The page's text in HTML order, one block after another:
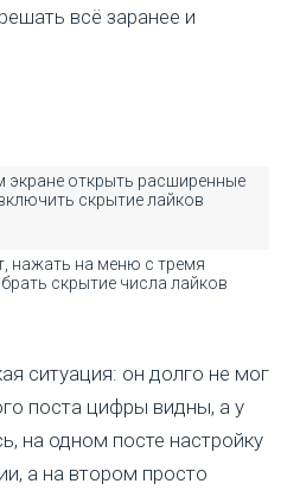
всё заранее и
экране открыть расширенные
скрытие лайков
нажать на меню с тремя
скрытие числа лайков
ситуация: он долго не мог
поста цифры видны, а у
на одном посте настройку
а на втором просто